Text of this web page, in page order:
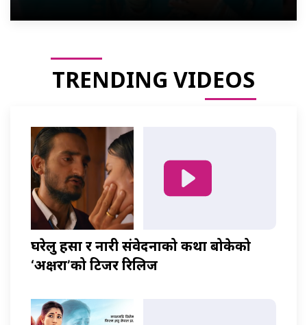
TRENDING VIDEOS
घरेलु हिंसा र नारी संवेदनाको कथा बोकेको
‘अक्षरा’को टिजर रिलिज